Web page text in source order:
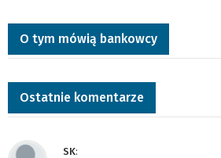
O tym mówią bankowcy
Ostatnie komentarze
SK: